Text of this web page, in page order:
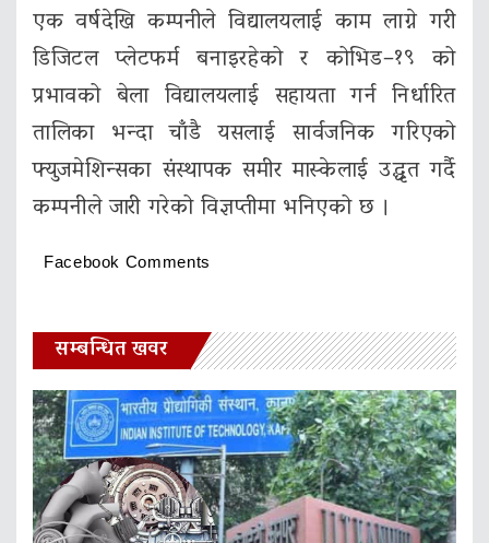
एक वर्षदेखि कम्पनीले विद्यालयलाई काम लाग्ने गरी
डिजिटल प्लेटफर्म बनाइरहेको र कोभिड–१९ को
प्रभावको बेला विद्यालयलाई सहायता गर्न निर्धारित
तालिका भन्दा चाँडै यसलाई सार्वजनिक गरिएको
फ्युजमेशिन्सका संस्थापक समीर मास्केलाई उद्धृत गर्दै
कम्पनीले जारी गरेको विज्ञप्तीमा भनिएको छ ।
Facebook Comments
सम्बन्धित खवर